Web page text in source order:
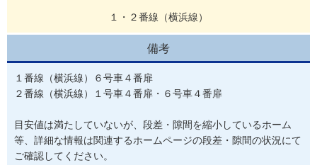
１・２番線（横浜線）
備考
１番線（横浜線）６号車４番扉
２番線（横浜線）１号車４番扉・６号車４番扉
目安値は満たしていないが、段差・隙間を縮小しているホーム
等、詳細な情報は関連するホームページの段差・隙間の状況にて
ご確認してください。